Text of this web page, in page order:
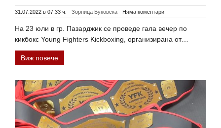
31.07.2022 в 07:33 ч. - Зорница Буковска - Няма коментари
На 23 юли в гр. Пазарджик се проведе гала вечер по
кикбокс Young Fighters Kickboxing, организирана от…
Виж повече